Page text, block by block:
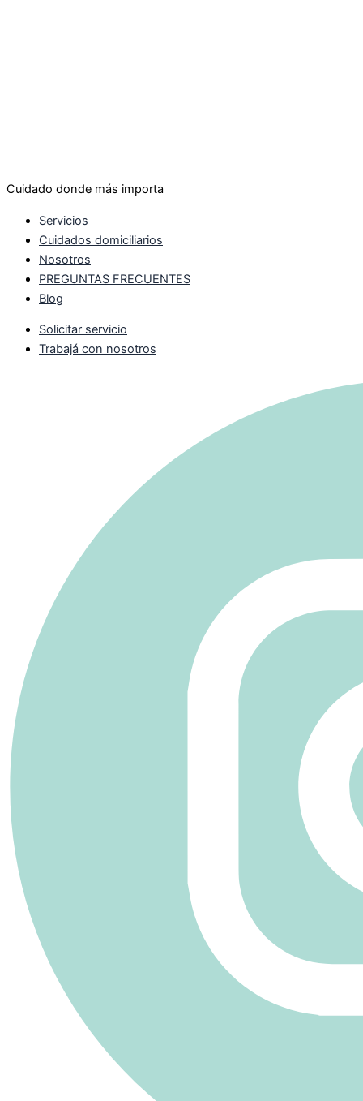
Cuidado donde más importa
Servicios
Cuidados domiciliarios
Nosotros
PREGUNTAS FRECUENTES
Blog
Solicitar servicio
Trabajá con nosotros